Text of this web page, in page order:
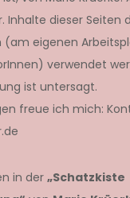
Inhalte dieser Seiten
eigenen
verwendet
ist untersagt.
freue ich mich:
in der „Schatzkiste